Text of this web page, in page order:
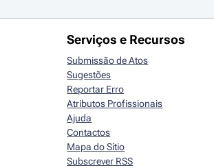
Serviços e Recursos
Submissão de Atos
Sugestões
Reportar Erro
Atributos Profissionais
Ajuda
Contactos
Mapa do Sítio
Subscrever RSS